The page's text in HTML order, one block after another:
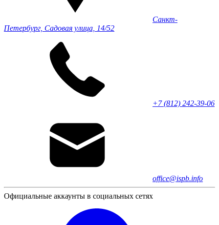
Санкт-
Петербург, Садовая улица, 14/52
+7 (812) 242-39-06
office@ispb.info
Официальные аккаунты в социальных сетях